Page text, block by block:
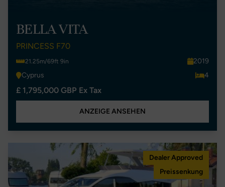
BELLA VITA
PRINCESS F70
21.25m/69ft 9in
2019
Cyprus
4
£ 1,795,000 GBP Ex Tax
ANZEIGE ANSEHEN
Dealer Approved
Preissenkung